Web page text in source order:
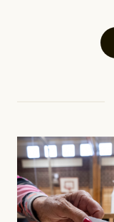
skriver för? Vad
oberoende”
utpekas som
handlar artikeln
splittring och oro
skapar betydligt